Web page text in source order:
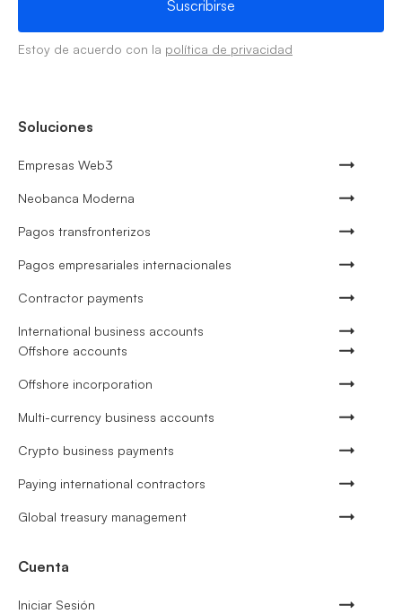
Estoy de acuerdo con la política de privacidad
Soluciones
Empresas Web3
Neobanca Moderna
Pagos transfronterizos
Pagos empresariales internacionales
Contractor payments
International business accounts
Offshore accounts
Offshore incorporation
Multi-currency business accounts
Crypto business payments
Paying international contractors
Global treasury management
Cuenta
Iniciar Sesión